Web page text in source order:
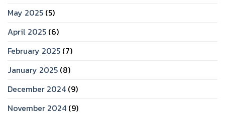
May 2025 (5)
April 2025 (6)
February 2025 (7)
January 2025 (8)
December 2024 (9)
November 2024 (9)